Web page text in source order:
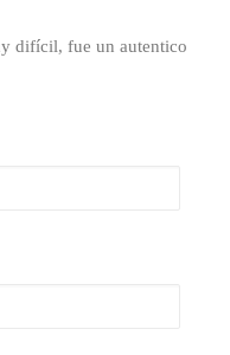
difícil, fue un autentico